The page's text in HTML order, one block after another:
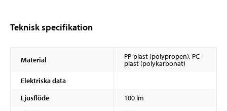
Teknisk specifikation
Material PP-plast (polypropen), PC-
plast (polykarbonat)
Elektriska data
Ljusflöde
100 lm